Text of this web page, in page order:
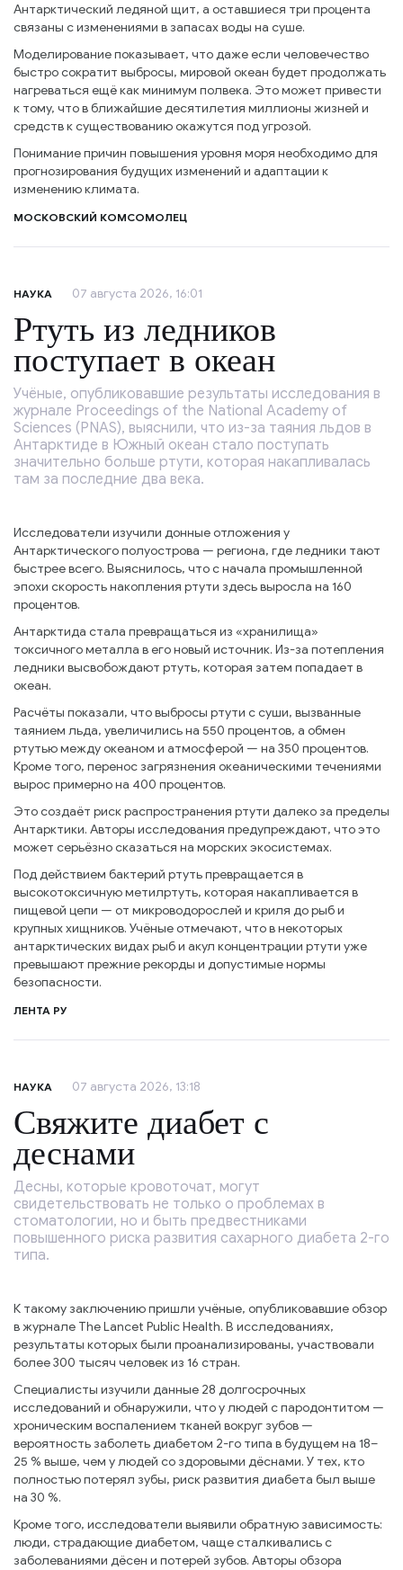
Антарктический ледяной щит, а оставшиеся три процента
связаны с изменениями в запасах воды на суше.
Моделирование показывает, что даже если человечество
быстро сократит выбросы, мировой океан будет продолжать
нагреваться ещё как минимум полвека. Это может привести
к тому, что в ближайшие десятилетия миллионы жизней и
средств к существованию окажутся под угрозой.
Понимание причин повышения уровня моря необходимо для
прогнозирования будущих изменений и адаптации к
изменению климата.
МОСКОВСКИЙ КОМСОМОЛЕЦ
НАУКА 07 августа 2026, 16:01
Ртуть из ледников
поступает в океан
Учёные, опубликовавшие результаты исследования в
журнале Proceedings of the National Academy of
Sciences (PNAS), выяснили, что из-за таяния льдов в
Антарктиде в Южный океан стало поступать
значительно больше ртути, которая накапливалась
там за последние два века.
Исследователи изучили донные отложения у
Антарктического полуострова — региона, где ледники тают
быстрее всего. Выяснилось, что с начала промышленной
эпохи скорость накопления ртути здесь выросла на 160
процентов.
Антарктида стала превращаться из «хранилища»
токсичного металла в его новый источник. Из-за потепления
ледники высвобождают ртуть, которая затем попадает в
океан.
Расчёты показали, что выбросы ртути с суши, вызванные
таянием льда, увеличились на 550 процентов, а обмен
ртутью между океаном и атмосферой — на 350 процентов.
Кроме того, перенос загрязнения океаническими течениями
вырос примерно на 400 процентов.
Это создаёт риск распространения ртути далеко за пределы
Антарктики. Авторы исследования предупреждают, что это
может серьёзно сказаться на морских экосистемах.
Под действием бактерий ртуть превращается в
высокотоксичную метилртуть, которая накапливается в
пищевой цепи — от микроводорослей и криля до рыб и
крупных хищников. Учёные отмечают, что в некоторых
антарктических видах рыб и акул концентрации ртути уже
превышают прежние рекорды и допустимые нормы
безопасности.
ЛЕНТА РУ
НАУКА 07 августа 2026, 13:18
Свяжите диабет с
деснами
Десны, которые кровоточат, могут
свидетельствовать не только о проблемах в
стоматологии, но и быть предвестниками
повышенного риска развития сахарного диабета 2-го
типа.
К такому заключению пришли учёные, опубликовавшие обзор
в журнале The Lancet Public Health. В исследованиях,
результаты которых были проанализированы, участвовали
более 300 тысяч человек из 16 стран.
Специалисты изучили данные 28 долгосрочных
исследований и обнаружили, что у людей с пародонтитом —
хроническим воспалением тканей вокруг зубов —
вероятность заболеть диабетом 2-го типа в будущем на 18–
25 % выше, чем у людей со здоровыми дёснами. У тех, кто
полностью потерял зубы, риск развития диабета был выше
на 30 %.
Кроме того, исследователи выявили обратную зависимость:
люди, страдающие диабетом, чаще сталкивались с
заболеваниями дёсен и потерей зубов. Авторы обзора